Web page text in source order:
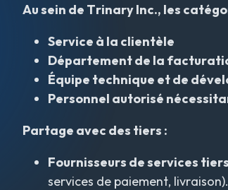
Au sein de Trinary Inc., les
Service à la clientèle
Département de la
Équipe technique et de
Personnel autorisé
Partage avec des tiers :
Fournisseurs de services tiers
services de paiement, livraison).